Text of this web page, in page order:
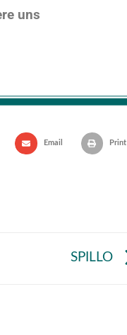
uns
Email Print
SPILLO